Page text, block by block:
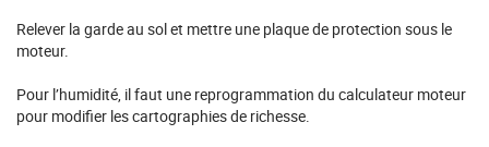
Relever la garde au sol et mettre une plaque de protection sous le
moteur.
Pour l’humidité, il faut une reprogrammation du calculateur moteur
pour modifier les cartographies de richesse.